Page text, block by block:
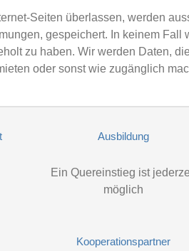
Seiten überlassen, werden
gespeichert. In keinem
zu haben. Wir werden Daten,
oder sonst wie zugänglich
Ausbildung
Ein Quereinstieg ist
möglich
Kooperationspartner